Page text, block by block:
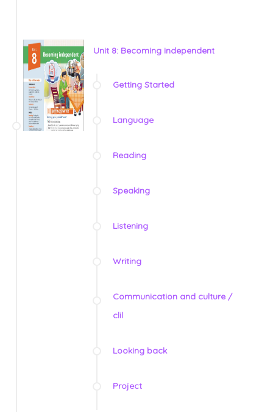
Unit 8: Becoming independent
Getting Started
Language
Reading
Speaking
Listening
Writing
Communication and culture /
clil
Looking back
Project